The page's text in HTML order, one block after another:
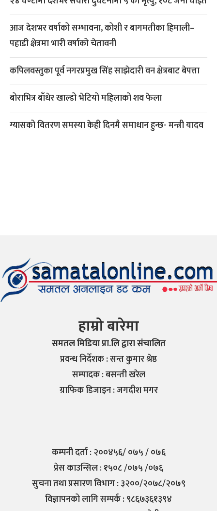
आज देशभर वर्षाको सम्भावना, कोशी र बागमतीका हिमाली–
पहाडी क्षेत्रमा भारी वर्षाको चेतावनी
कपिलवस्तुका पूर्व नगरप्रमुख सिंह साझेदारी वन क्षेत्रबाट बेपत्ता
बोराभित्र बाँधेर खाल्डो भेटियो महिलाको शव फेला
ग्यासको वितरण समस्या केही दिनमै समाधान हुन्छ- मन्त्री यादव
हाम्रो बारेमा
समतल मिडिया प्रा.लि द्वारा संचालित
प्रवन्ध निर्देशक : सन्त कुमार श्रेष्ठ
सम्पादक : बसन्ती खरेल
ग्राफिक डिजाइन : जगदीश मगर
कम्पनी दर्ता : २००४५६/ ०७५ / ०७६
प्रेस काउन्सिल : १५०८ /०७५ /०७६
सुचना तथा प्रसारण विभाग : ३२००/२०७८/२०७९
विज्ञापनको लागि सम्पर्क : ९८६७३६१३९४